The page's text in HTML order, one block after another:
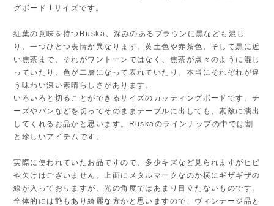
グボード Lサイズです。
紅葉の意味を持つRuska。深みのあるブラウンに黒なども混じ
り、一つひとつ表情が異なります。黄土色や赤茶色、そして黒に近
い焦茶まで、それがワントーンではなく、焦茶が点々のように混じ
っていたり、色が二層になって表れていたり。本当にそれぞれが違
う味わい深い素晴らしさがあります。
いろいろと切ることができるサイズのカッティングボードです。チ
ーズやパンなどを切ってそのままテーブルに出しても、素敵に演出
してくれるお品かと思います。Ruskaのラインナップの中では割
と珍しいアイテムです。
実際に使われていたお品ですので、多少キズなど見られますがヒビ
や欠けはございません。上面にメタルマークなのか横にギザギザの
線が入っておりますが、光の角度ではあまり目立たないものです。
全体的には艶もあり綺麗な方かと思いますので、ヴィンテージ品と